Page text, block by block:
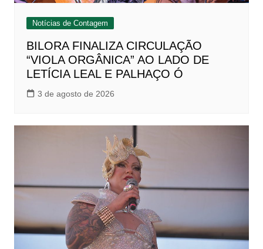
Notícias de Contagem
BILORA FINALIZA CIRCULAÇÃO
“VIOLA ORGÂNICA” AO LADO DE
LETÍCIA LEAL E PALHAÇO Ó
3 de agosto de 2026